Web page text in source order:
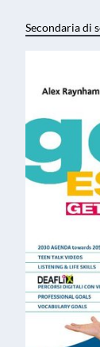
Secondaria di